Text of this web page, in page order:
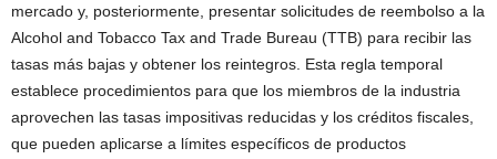
mercado y, posteriormente, presentar solicitudes de reembolso a la
Alcohol and Tobacco Tax and Trade Bureau (TTB) para recibir las
tasas más bajas y obtener los reintegros. Esta regla temporal
establece procedimientos para que los miembros de la industria
aprovechen las tasas impositivas reducidas y los créditos fiscales,
que pueden aplicarse a límites específicos de productos